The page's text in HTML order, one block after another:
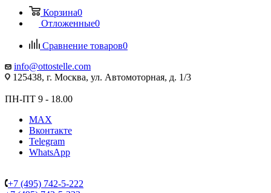
Корзина0
Отложенные0
Сравнение товаров0
info@ottostelle.com
125438, г. Москва, ул. Автомоторная, д. 1/3
ПН-ПТ 9 - 18.00
MAX
Вконтакте
Telegram
WhatsApp
+7 (495) 742-5-222